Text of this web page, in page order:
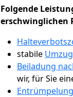
Folgende
erschwinglichen
stabile
Beiladung
wir, für Sie
Entrümpelung